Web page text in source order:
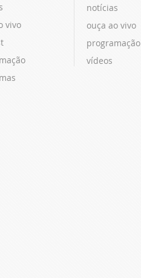
vivo
notícias
ouça ao vivo
programação
vídeos